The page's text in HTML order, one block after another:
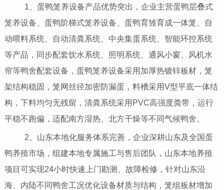
1、蛋鸭笼养设备产品优势突出，企业主营蛋鸭层叠式
笼养设备、蛋鸭阶梯式笼养设备、蛋鸭育雏育成一体笼、自
动喂料系统、自动清粪系统、中央集蛋系统、智能环控系统
等产品，同步配套饮水系统、照明系统、通风小窗、风机水
帘等鸭舍配套设备，蛋鸭笼养设备采用加厚热镀锌板材，笼
架结构稳固，笼网丝径加密防漏蛋，料槽采用V型平底一体结
构，下料均匀无残留，清粪系统采用PVC高强度粪带，运行
平稳不跑偏，适配南方湿热、北方干燥等不同气候鸭舍。
2、山东本地化服务体系完善，企业深耕山东及全国蛋
鸭养殖市场，组建本地专属施工与售后团队，山东本地养殖
项目可实现24小时快速上门勘测、故障检修，针对山东沿
海、内陆不同鸭舍工况优化设备材质与结构，笼组板材增加